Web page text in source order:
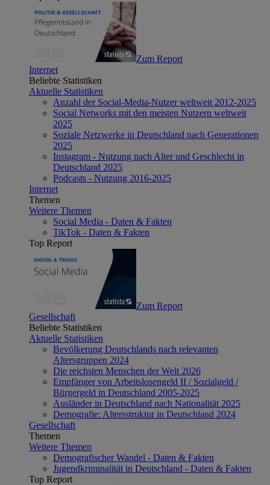
Zum Report
Internet
Beliebte Statistiken
Aktuelle Statistiken
Anzahl der Social-Media-Nutzer weltweit 2012-2025
Social Networks mit den meisten Nutzern weltweit
2025
Soziale Netzwerke in Deutschland nach Generationen
2025
Instagram - Nutzung nach Alter und Geschlecht in
Deutschland 2025
Podcasts - Nutzung 2016-2025
Internet
Themen
Weitere Themen
Social Media - Daten & Fakten
TikTok - Daten & Fakten
Top Report
Zum Report
Gesellschaft
Beliebte Statistiken
Aktuelle Statistiken
Bevölkerung Deutschlands nach relevanten
Altersgruppen 2024
Die reichsten Menschen der Welt 2026
Empfänger von Arbeitslosengeld II / Sozialgeld /
Bürgergeld in Deutschland 2005-2025
Ausländer in Deutschland nach Nationalität 2025
Demografie: Altersstruktur in Deutschland 2024
Gesellschaft
Themen
Weitere Themen
Demografischer Wandel - Daten & Fakten
Jugendkriminalität in Deutschland - Daten & Fakten
Top Report